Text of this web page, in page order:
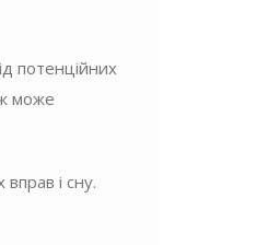
потенційних
може
і сну.